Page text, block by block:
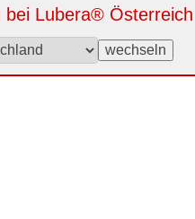
bei Lubera® Österreich